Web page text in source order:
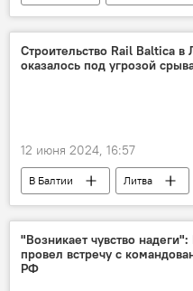
оружие
вооружение
поставки оружия
Общество
Строительство Rail Baltica в
оказалось под угрозой
12 июня 2024, 16:57
В Балтии Литва
Эстония
строительство
Строительство Rail Baltica
железная дорога
"Возникает чувство
провел встречу с
РФ